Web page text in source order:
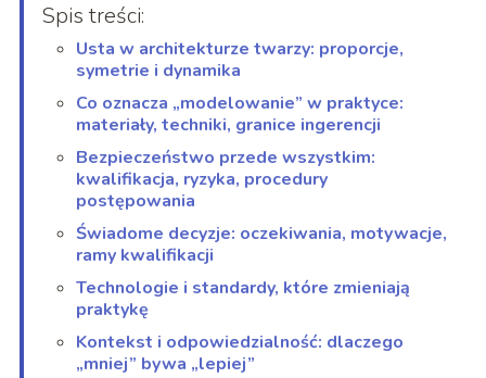
Spis treści:
Usta w architekturze twarzy: proporcje,
symetrie i dynamika
Co oznacza „modelowanie” w praktyce:
materiały, techniki, granice ingerencji
Bezpieczeństwo przede wszystkim:
kwalifikacja, ryzyka, procedury
postępowania
Świadome decyzje: oczekiwania, motywacje,
ramy kwalifikacji
Technologie i standardy, które zmieniają
praktykę
Kontekst i odpowiedzialność: dlaczego
„mniej” bywa „lepiej”